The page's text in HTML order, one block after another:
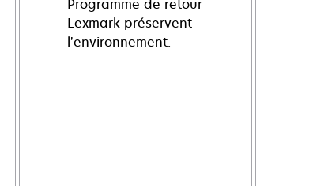
Programme de retour
Lexmark préservent
l’environnement.